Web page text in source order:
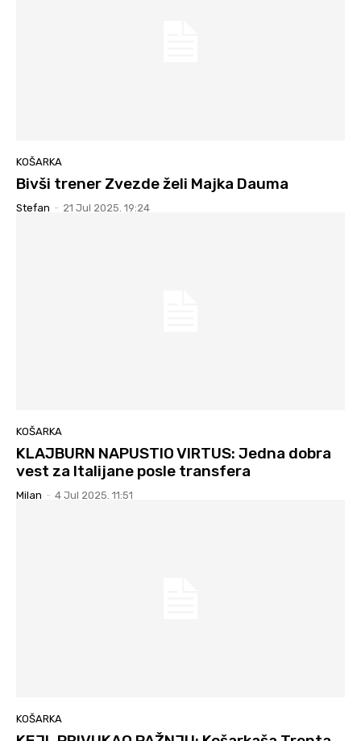
KOŠARKA
Bivši trener Zvezde želi Majka Dauma
Stefan - 21 Jul 2025. 19:24
KOŠARKA
KLAJBURN NAPUSTIO VIRTUS: Jedna dobra
vest za Italijane posle transfera
Milan - 4 Jul 2025. 11:51
KOŠARKA